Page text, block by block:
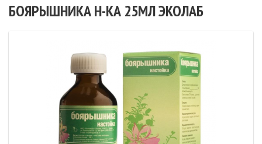
БОЯРЫШНИКА Н-КА 25МЛ ЭКОЛАБ